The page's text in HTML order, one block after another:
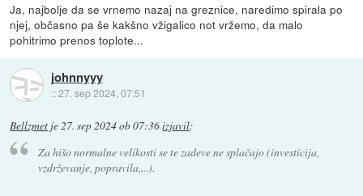
Ja, najbolje da se vrnemo nazaj na greznice, naredimo spirala po
njej, občasno pa še kakšno vžigalico not vržemo, da malo
pohitrimo prenos toplote...
johnnyyy
::27. sep 2024, 07:51
Bellzmet je 27. sep 2024 ob 07:36izjavil:
Za hišo normalne velikosti se te zadeve ne splačajo (investicija,
vzdrževanje, popravila,...).